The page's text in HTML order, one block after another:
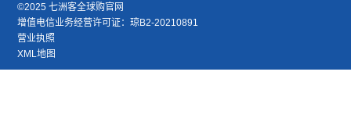
©2025 七洲客全球购官网
增值电信业务经营许可证：琼B2-20210891
营业执照
XML地图